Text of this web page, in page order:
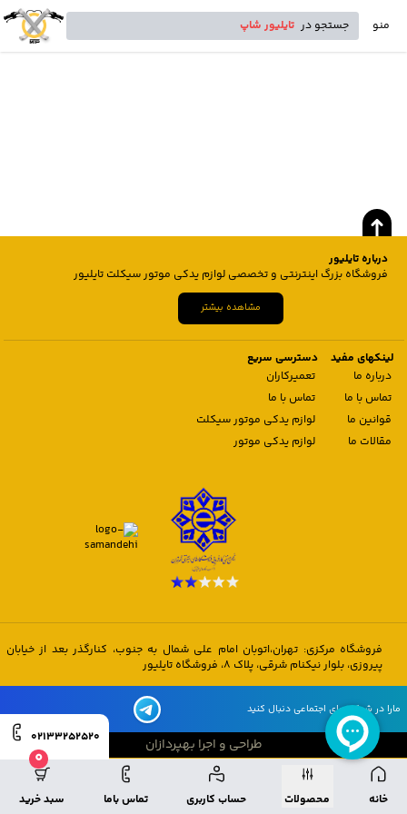
منو جستجو در تایلیور شاپ
خانه محصولات حساب کاربری تماس باما
0
سبد خرید
02133252520
درباره تایلیور
فروشگاه بزرگ اینترنتی و تخصصی لوازم یدکی موتور سیکلت تایلیور
مشاهده بیشتر
لینکهای مفید
درباره ما
تماس با ما
قوانین ما
مقالات ما
دسترسی سریع
تعمیرکاران
تماس با ما
لوازم یدکی موتور سیکلت
لوازم یدکی موتور
فروشگاه مرکزی: تهران،اتوبان امام علی شمال به جنوب، کنارگذر بعد از خیابان
پیروزی، بلوار نیکنام شرقی، پلاک 8، فروشگاه تایلیور
مارا در شبکه های اجتماعی دنبال کنید
طراحی و اجرا بهپردازان
طراحی و اجرا بهپردازان